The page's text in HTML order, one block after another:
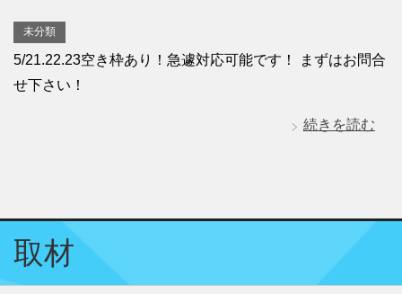
未分類
5/21.22.23空き枠あり！急遽対応可能です！ まずはお問合
せ下さい！
続きを読む
取材